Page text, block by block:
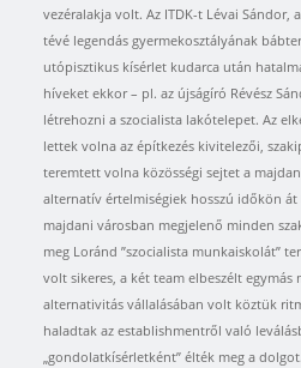
vezéralakja volt. Az ITDK-t Lévai Sándor,
tévé legendás gyermekosztályának
utópisztikus kísérlet kudarca után
híveket ekkor – pl. az újságíró Révész
létrehozni a szocialista lakótelepet. Az
lettek volna az építkezés kivitelezői,
teremtett volna közösségi sejtet a
alternatív értelmiségiek hosszú időkön
majdani városban megjelenő minden
meg Loránd ”szocialista munkaiskolát”
volt sikeres, a két team elbeszélt
alternativitás vállalásában volt köztük
haladtak az establishmentről való
„gondolatkísérletként” élték meg a